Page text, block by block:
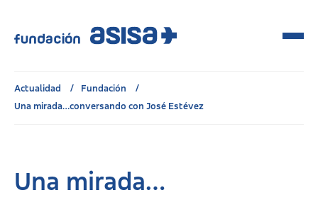
Actualidad
Fundación
Una mirada…conversando con José Estévez
Una mirada…